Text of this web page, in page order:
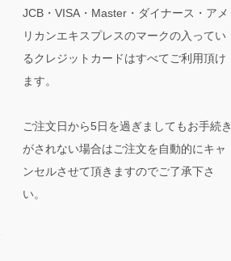
JCB・VISA・Master・ダイナース・アメ
リカンエキスプレスのマークの入ってい
るクレジットカードはすべてご利用頂け
ます。
ご注文日から5日を過ぎましてもお手続き
がされない場合はご注文を自動的にキャ
ンセルさせて頂きますのでご了承下さ
い。